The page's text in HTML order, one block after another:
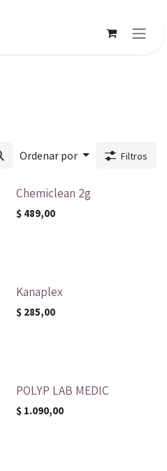
Ordenar por Filtros
Chemiclean 2g
$ 489,00
Kanaplex
$ 285,00
POLYP LAB MEDIC
$ 1.090,00